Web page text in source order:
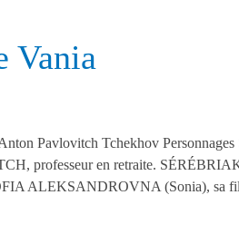
Vania
Anton Pavlovitch Tchekhov
professeur en retraite.
ALEKSANDROVNA (Sonia),